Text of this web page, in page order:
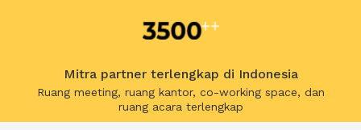
Mitra partner terlengkap di Indonesia
Ruang meeting, ruang kantor, co-working space, dan
ruang acara terlengkap